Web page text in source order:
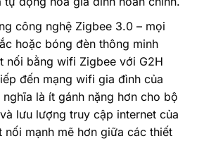
công nghệ Zigbee 3.0 – mọi
hoặc bóng đèn thông minh
nối bằng wifi Zigbee với G2H
đến mạng wifi gia đình của
là ít gánh nặng hơn cho bộ
lưu lượng truy cập internet của
nối mạnh mẽ hơn giữa các thiết